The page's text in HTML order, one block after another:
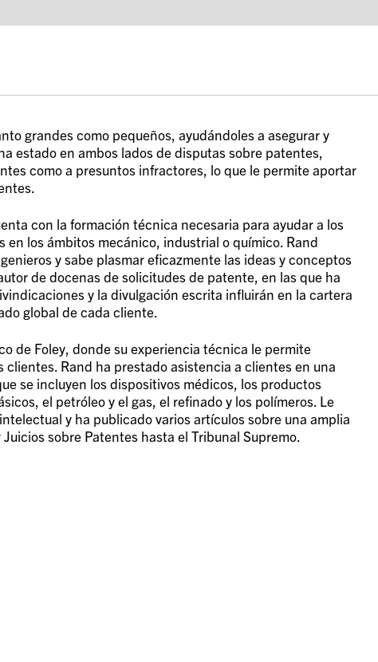
grandes como pequeños, ayudándoles a asegurar y
estado en ambos lados de disputas sobre patentes,
como a presuntos infractores, lo que le permite aportar
con la formación técnica necesaria para ayudar a los
los ámbitos mecánico, industrial o químico. Rand
y sabe plasmar eficazmente las ideas y conceptos
de docenas de solicitudes de patente, en las que ha
y la divulgación escrita influirán en la cartera
global de cada cliente.
de Foley, donde su experiencia técnica le permite
Rand ha prestado asistencia a clientes en una
se incluyen los dispositivos médicos, los productos
el petróleo y el gas, el refinado y los polímeros. Le
y ha publicado varios artículos sobre una amplia
sobre Patentes hasta el Tribunal Supremo.